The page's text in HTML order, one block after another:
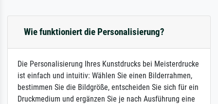
Wie funktioniert die Personalisierung?
Die Personalisierung Ihres Kunstdrucks bei Meisterdrucke
ist einfach und intuitiv: Wählen Sie einen Bilderrahmen,
bestimmen Sie die Bildgröße, entscheiden Sie sich für ein
Druckmedium und ergänzen Sie je nach Ausführung eine